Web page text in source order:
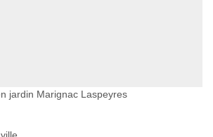
jardin Marignac Laspeyres